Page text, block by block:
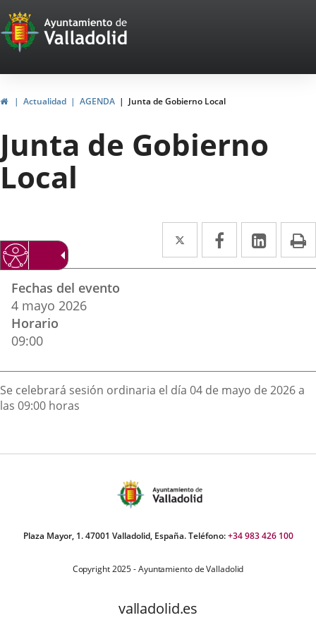
Portal
Web
del
Ayuntamiento
de
Valladolid
HomeActualidad AGENDA Junta de Gobierno Local
Junta de Gobierno
Local
Twitter
Enlace
a
Facebook
Enlace
a
Enlace
a
Datos
del
evento
Fechas del evento
4 mayo 2026
Horario
09:00
Descripción
Se celebrará sesión ordinaria el día 04 de mayo de 2026 a
las 09:00 horas
Plaza Mayor, 1. 47001 Valladolid, España. Teléfono:+34 983 426 100
Copyright 2025 - Ayuntamiento de Valladolid
valladolid.es